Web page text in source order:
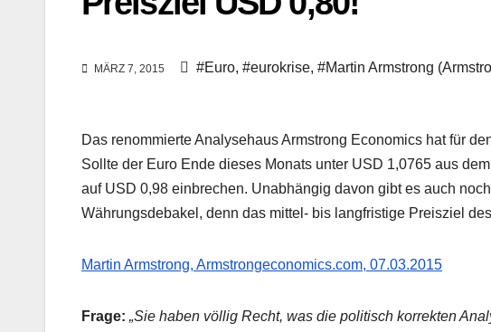
MÄRZ 7, 2015 #Euro, #eurokrise, #Martin Armstrong
Das renommierte Analysehaus Armstrong Economics hat für
Sollte der Euro Ende dieses Monats unter USD 1,0765 aus
auf USD 0,98 einbrechen. Unabhängig davon gibt es auch
Währungsdebakel, denn das mittel- bis langfristige Preisziel
Martin Armstrong, Armstrongeconomics.com, 07.03.2015
Frage: „Sie haben völlig Recht, was die politisch korrekten